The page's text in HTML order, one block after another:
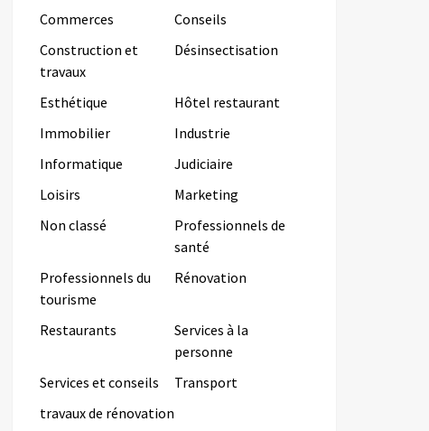
Commerces
Conseils
Construction et
travaux
Désinsectisation
Esthétique
Hôtel restaurant
Immobilier
Industrie
Informatique
Judiciaire
Loisirs
Marketing
Non classé
Professionnels de
santé
Professionnels du
tourisme
Rénovation
Restaurants
Services à la
personne
Services et conseils
Transport
travaux de rénovation